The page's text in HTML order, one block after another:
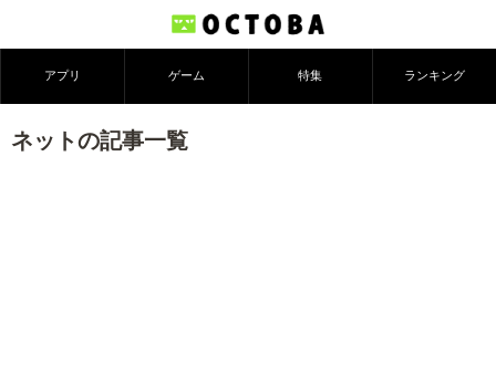
アプリ ゲーム 特集 ランキング
ネットの記事一覧